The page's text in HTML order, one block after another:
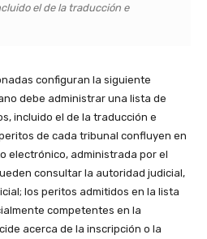
el de la traducción e
configuran la siguiente
debe administrar una lista de
incluido el de la traducción e
de cada tribunal confluyen en
electrónico, administrada por el
consultar la autoridad judicial,
los peritos admitidos en la lista
competentes en la
acerca de la inscripción o la